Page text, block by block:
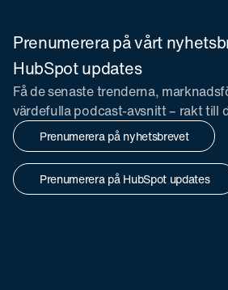
Prenumerera på vårt
HubSpot updates
Få de senaste trenderna,
värdefulla podcast-avsnitt – rakt till
Prenumerera på nyhetsbrevet
Prenumerera på HubSpot updates